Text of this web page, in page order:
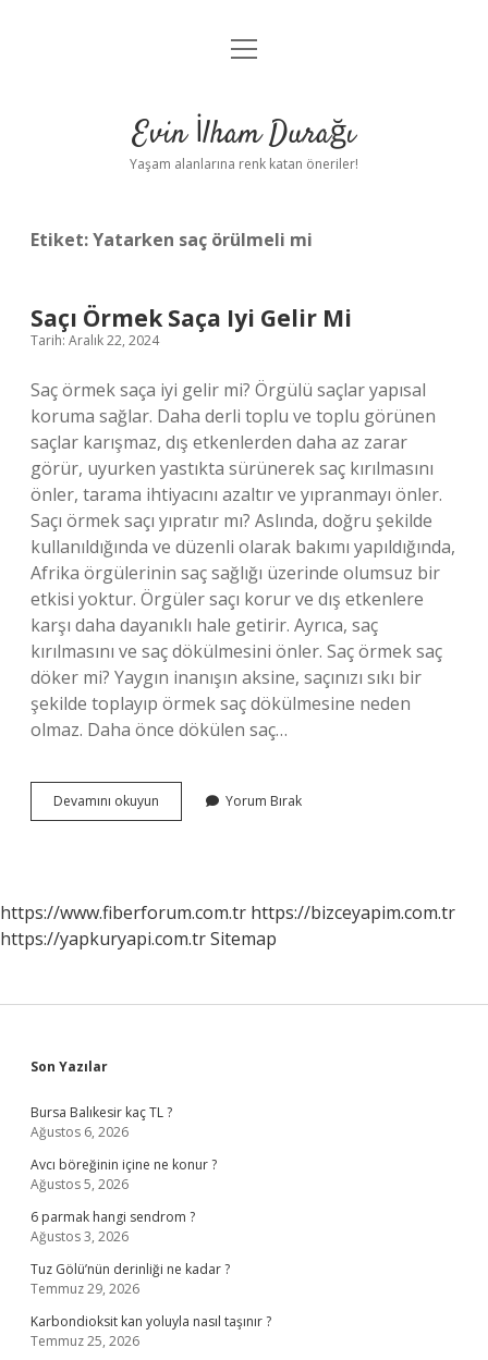
Anasayfa
Yasal Uyarı
menüyü
Evin İlham Durağı
Yaşam alanlarına renk katan öneriler!
Etiket:Yatarken saç örülmeli mi
Saçı Örmek Saça Iyi Gelir Mi
Tarih: Aralık 22, 2024
Saç örmek saça iyi gelir mi? Örgülü saçlar yapısal
koruma sağlar. Daha derli toplu ve toplu görünen
saçlar karışmaz, dış etkenlerden daha az zarar
görür, uyurken yastıkta sürünerek saç kırılmasını
önler, tarama ihtiyacını azaltır ve yıpranmayı önler.
Saçı örmek saçı yıpratır mı? Aslında, doğru şekilde
kullanıldığında ve düzenli olarak bakımı yapıldığında,
Afrika örgülerinin saç sağlığı üzerinde olumsuz bir
etkisi yoktur. Örgüler saçı korur ve dış etkenlere
karşı daha dayanıklı hale getirir. Ayrıca, saç
kırılmasını ve saç dökülmesini önler. Saç örmek saç
döker mi? Yaygın inanışın aksine, saçınızı sıkı bir
şekilde toplayıp örmek saç dökülmesine neden
olmaz. Daha önce dökülen saç…
Devamını okuyun
Örmek
Yorum Bırak
https://www.fiberforum.com.tr https://bizceyapim.com.tr
https://yapkuryapi.com.trSitemap
Sidebar
Son Yazılar
Bursa Balıkesir kaç TL ?
Ağustos 6, 2026
Avcı böreğinin içine ne konur ?
Ağustos 5, 2026
6 parmak hangi sendrom ?
Ağustos 3, 2026
Tuz Gölü’nün derinliği ne kadar ?
Temmuz 29, 2026
Karbondioksit kan yoluyla nasıl taşınır ?
Temmuz 25, 2026